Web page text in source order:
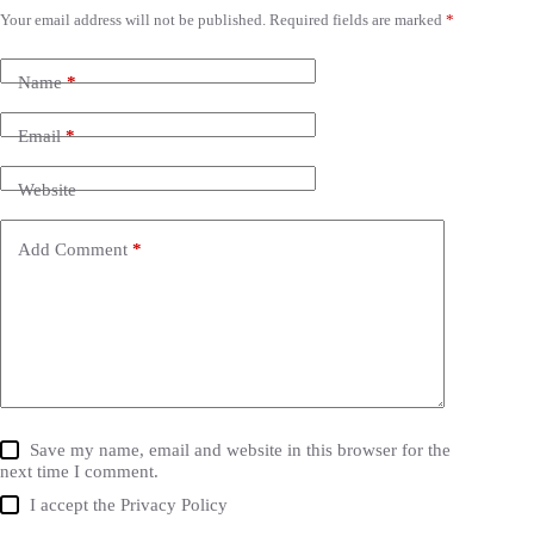
Your email address will not be published. Required fields are marked *
Name*
Email*
Website
Add Comment *
Save my name, email and website in this browser for the
next time I comment.
I accept thePrivacy Policy